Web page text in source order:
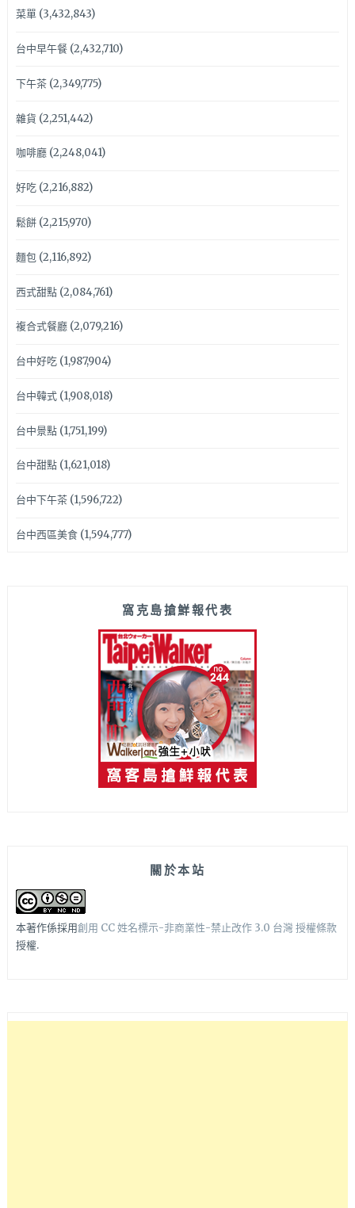
菜單(3,432,843)
台中早午餐(2,432,710)
下午茶(2,349,775)
雜貨 (2,251,442)
咖啡廳(2,248,041)
好吃(2,216,882)
鬆餅(2,215,970)
麵包(2,116,892)
西式甜點(2,084,761)
複合式餐廳(2,079,216)
台中好吃(1,987,904)
台中韓式(1,908,018)
台中景點(1,751,199)
台中甜點(1,621,018)
台中下午茶(1,596,722)
台中西區美食(1,594,777)
窩克島搶鮮報代表
關於本站
本著作係採用創用 CC 姓名標示-非商業性-禁止改作 3.0 台灣 授權條款
授權.